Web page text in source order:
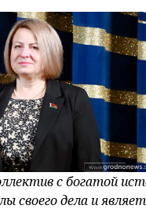
с богатой
своего дела и